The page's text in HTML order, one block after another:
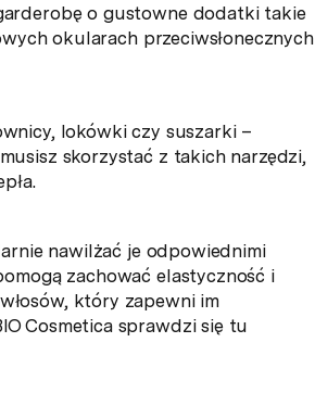
o gustowne dodatki takie
okularach przeciwsłonecznych
lokówki czy suszarki –
skorzystać z takich narzędzi,
nawilżać je odpowiednimi
zachować elastyczność i
który zapewni im
Cosmetica sprawdzi się tu